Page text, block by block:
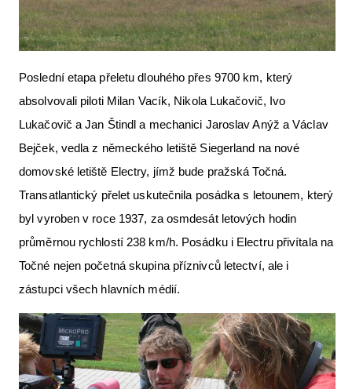
Poslední etapa přeletu dlouhého přes 9700 km, který
absolvovali piloti Milan Vacík, Nikola Lukačovič, Ivo
Lukačovič a Jan Štindl a mechanici Jaroslav Anýž a Václav
Bejček, vedla z německého letiště Siegerland na nové
domovské letiště Electry, jímž bude pražská Točná.
Transatlantický přelet uskutečnila posádka s letounem, který
byl vyroben v roce 1937, za osmdesát letových hodin
průměrnou rychlostí 238 km/h. Posádku i Electru přivítala na
Točné nejen početná skupina příznivců letectví, ale i
zástupci všech hlavních médií.